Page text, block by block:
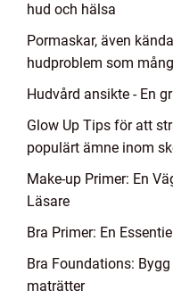
hud och hälsa
Pormaskar, även
hudproblem som
Hudvård ansikte - En
Glow Up Tips för att
populärt ämne inom
Make-up Primer: En
Läsare
Bra Primer: En
Bra Foundations:
maträtter